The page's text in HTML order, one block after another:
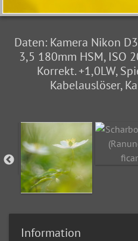
Daten: Kamera Nikon
3,5 180mm HSM, ISO
Korrekt. +1,0LW,
Kabelauslöser,
Information